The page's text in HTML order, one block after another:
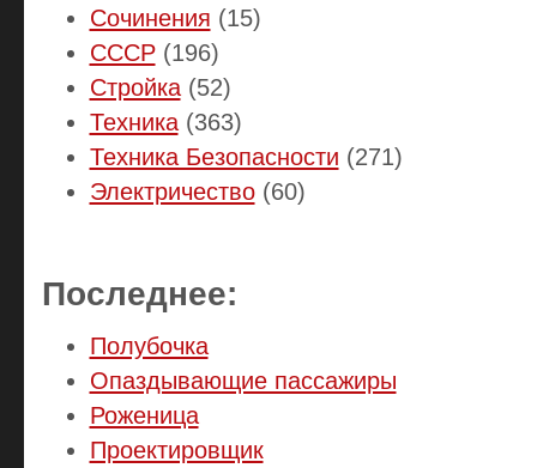
Сочинения (15)
СССР(196)
Стройка(52)
Техника(363)
Техника Безопасности (271)
Электричество(60)
Последнее:
Полубочка
Опаздывающие пассажиры
Роженица
Проектировщик